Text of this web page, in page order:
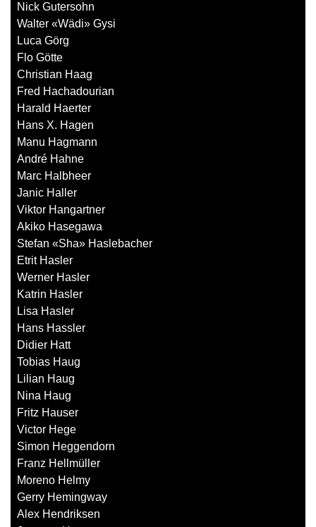
Nick Gutersohn
Walter «Wädi» Gysi
Luca Görg
Flo Götte
Christian Haag
Fred Hachadourian
Harald Haerter
Hans X. Hagen
Manu Hagmann
André Hahne
Marc Halbheer
Janic Haller
Viktor Hangartner
Akiko Hasegawa
Stefan «Sha» Haslebacher
Etrit Hasler
Werner Hasler
Katrin Hasler
Lisa Hasler
Hans Hassler
Didier Hatt
Tobias Haug
Lilian Haug
Nina Haug
Fritz Hauser
Victor Hege
Simon Heggendorn
Franz Hellmüller
Moreno Helmy
Gerry Hemingway
Alex Hendriksen